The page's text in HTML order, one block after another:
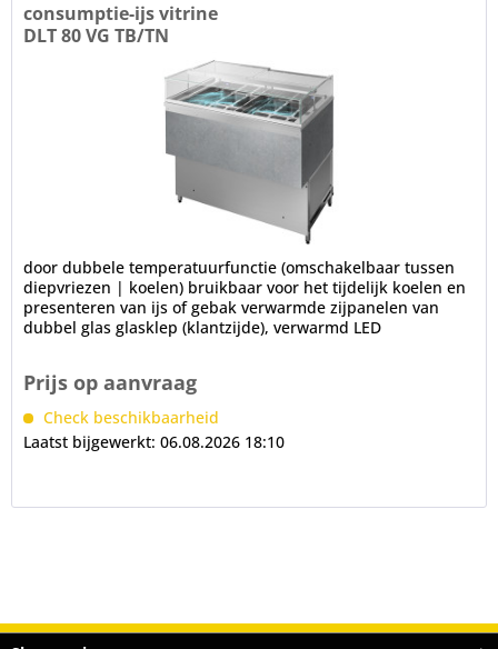
consumptie-ijs vitrine
DLT 80 VG TB/TN
door dubbele temperatuurfunctie (omschakelbaar tussen
diepvriezen | koelen) bruikbaar voor het tijdelijk koelen en
presenteren van ijs of gebak verwarmde zijpanelen van
dubbel glas glasklep (klantzijde), verwarmd LED
Prijs op aanvraag
Check beschikbaarheid
Laatst bijgewerkt: 06.08.2026 18:10